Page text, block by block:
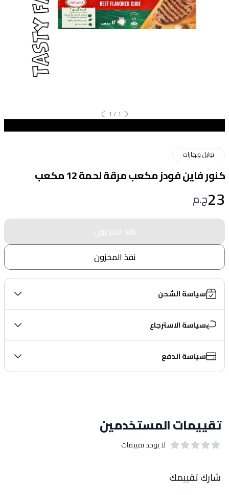
1
/
1
توابل وبهارات
كنور فاين فودز مكعب مرقة لحمة 12 مكعب
23ج.م
نفذ المخزون
نفذ المخزون
سياسة الشحن
سياسة الاسترجاع
سياسة الدفع
تقييمات المستخدمين
لا يوجد تقييمات
شارك تقييمك